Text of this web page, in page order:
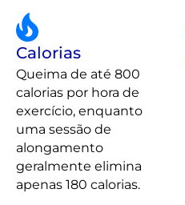
Calorias
Queima de até 800
calorias por hora de
exercício, enquanto
uma sessão de
alongamento
geralmente elimina
apenas 180 calorias.